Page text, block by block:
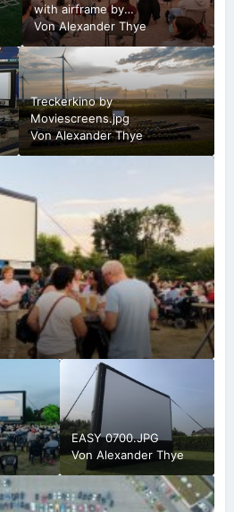
with airframe by
Moviescreens in Mallorca.jpg
VonAlexander Thye
Treckerkino by
Moviescreens.jpg
VonAlexander Thye
EASY 0700.JPG
Von Alexander Thye